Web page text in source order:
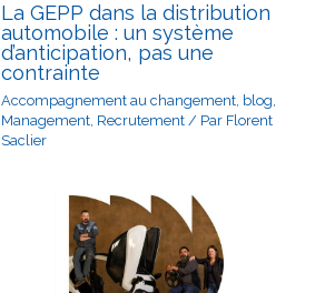
La GEPP dans la distribution
automobile : un système
d’anticipation, pas une
contrainte
Accompagnement au changement, blog
Management, Recrutement/ Par Florent
Saclier